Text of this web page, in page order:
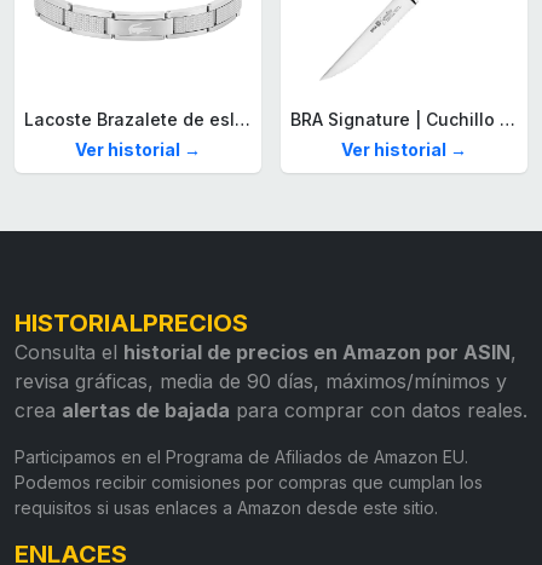
Lacoste Brazalete de eslabón para Hombre Colección STENCIL de Acero inoxidable
Ver historial →
BRA Signature | Cuchillo tomatero 120 mm, Acero Inoxidable alemán forjado con Molibdeno Vanadio, Mango Remachado ABS, Diseño Ergonómico, Hoja 1,6 mm espesor
Ver historial →
HISTORIALPRECIOS
Consulta el historial de precios en Amazon por ASIN,
revisa gráficas, media de 90 días, máximos/mínimos y
crea alertas de bajada para comprar con datos reales.
Participamos en el Programa de Afiliados de Amazon EU.
Podemos recibir comisiones por compras que cumplan los
requisitos si usas enlaces a Amazon desde este sitio.
ENLACES